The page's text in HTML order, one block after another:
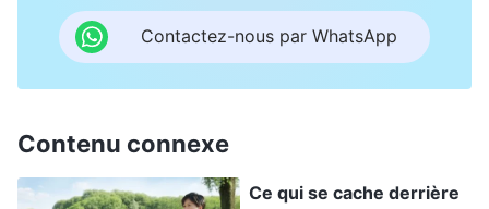
la vérité n’est pas devenue ta vie et que tu vis
encore selon tes tempéraments sataniques,
alors, quand tu verras des gens malfaisants et
perturbations dans le travail de l’Église, tu
fermeras les yeux et feras la sourde oreille, et
Contactez-nous par WhatsApp
Contenu connexe
Ce qui se cache derrière